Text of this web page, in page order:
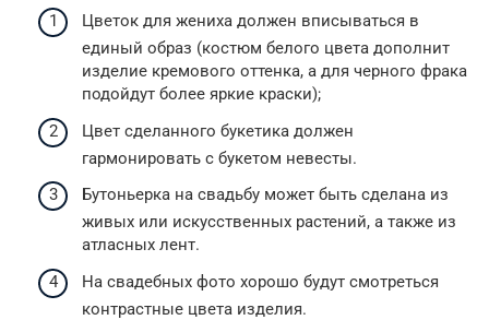
Цветок для жениха должен вписываться в
единый образ (костюм белого цвета дополнит
изделие кремового оттенка, а для черного фрака
подойдут более яркие краски);
Цвет сделанного букетика должен
гармонировать с букетом невесты.
Бутоньерка на свадьбу может быть сделана из
живых или искусственных растений, а также из
атласных лент.
На свадебных фото хорошо будут смотреться
контрастные цвета изделия.